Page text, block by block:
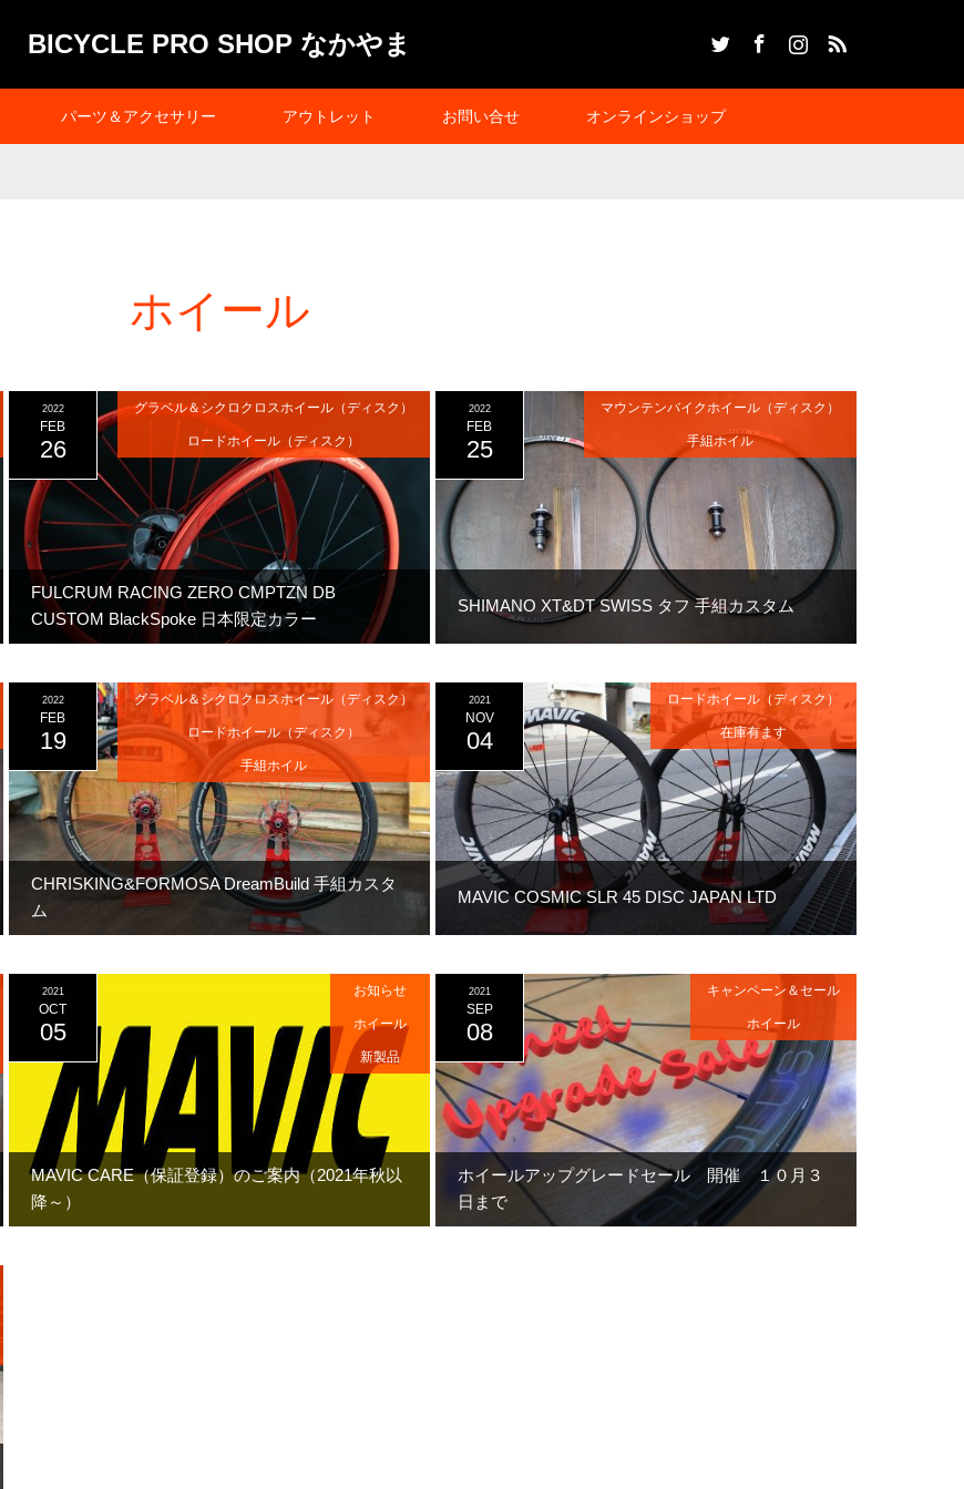
BICYCLE PRO SHOP なかやま
パーツ＆アクセサリー アウトレット お問い合せ オンラインショップ
ホイール
FULCRUM RACING ZERO CMPTZN DB
CUSTOM BlackSpoke 日本限定カラー
2022
FEB
26
グラベル＆シクロクロスホイール（ディスク）
ロードホイール（ディスク）
SHIMANO XT&DT SWISS タフ 手組カスタム
2022
FEB
25
マウンテンバイクホイール（ディスク）
手組ホイル
CHRISKING&FORMOSA DreamBuild 手組カスタ
ム
2022
FEB
19
グラベル＆シクロクロスホイール（ディスク）
ロードホイール（ディスク）
手組ホイル
MAVIC COSMIC SLR 45 DISC JAPAN LTD
2021
NOV
04
ロードホイール（ディスク）
在庫有ます
MAVIC CARE（保証登録）のご案内（2021年秋以
降～）
2021
OCT
05
お知らせ
ホイール
新製品
ホイールアップグレードセール 開催 １０月３
日まで
2021
SEP
08
キャンペーン＆セール
ホイール